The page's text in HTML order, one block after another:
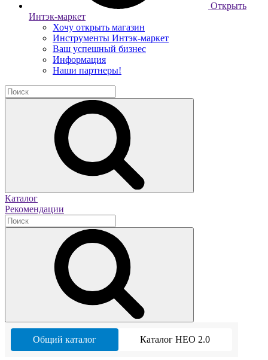
Открыть
Интэк-маркет
Хочу открыть магазин
Инструменты Интэк-маркет
Ваш успешный бизнес
Информация
Наши партнеры!
Каталог
Рекомендации
Общий каталог Каталог НЕО 2.0